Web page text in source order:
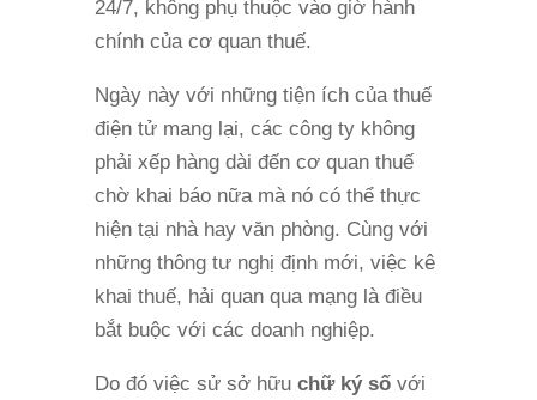
24/7, không phụ thuộc vào giờ hành
chính của cơ quan thuế.
Ngày này với những tiện ích của thuế
điện tử mang lại, các công ty không
phải xếp hàng dài đến cơ quan thuế
chờ khai báo nữa mà nó có thể thực
hiện tại nhà hay văn phòng. Cùng với
những thông tư nghị định mới, việc kê
khai thuế, hải quan qua mạng là điều
bắt buộc với các doanh nghiệp.
Do đó việc sử sở hữu chữ ký số với